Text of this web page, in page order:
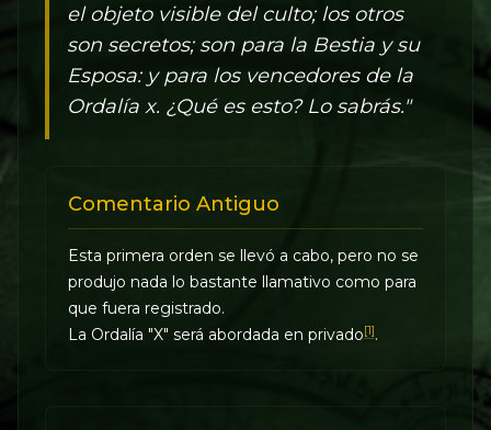
el objeto visible del culto; los otros
son secretos; son para la Bestia y su
Esposa: y para los vencedores de la
Ordalía x. ¿Qué es esto? Lo sabrás."
Comentario Antiguo
Esta primera orden se llevó a cabo, pero no se
produjo nada lo bastante llamativo como para
que fuera registrado.
La Ordalía "X" será abordada en privado[1].